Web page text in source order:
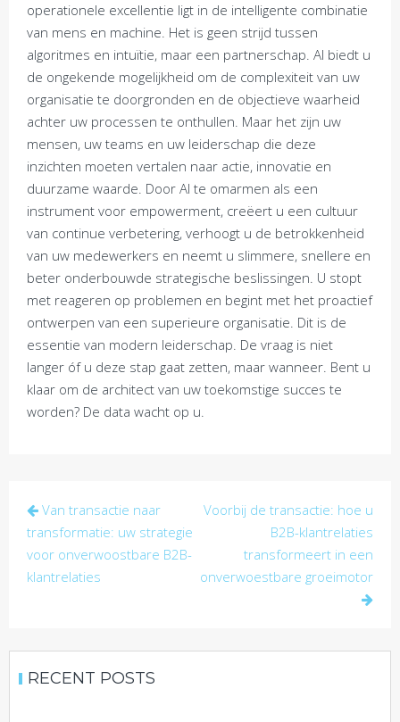
operationele excellentie ligt in de intelligente combinatie
van mens en machine. Het is geen strijd tussen
algoritmes en intuïtie, maar een partnerschap. AI biedt u
de ongekende mogelijkheid om de complexiteit van uw
organisatie te doorgronden en de objectieve waarheid
achter uw processen te onthullen. Maar het zijn uw
mensen, uw teams en uw leiderschap die deze
inzichten moeten vertalen naar actie, innovatie en
duurzame waarde. Door AI te omarmen als een
instrument voor empowerment, creëert u een cultuur
van continue verbetering, verhoogt u de betrokkenheid
van uw medewerkers en neemt u slimmere, snellere en
beter onderbouwde strategische beslissingen. U stopt
met reageren op problemen en begint met het proactief
ontwerpen van een superieure organisatie. Dit is de
essentie van modern leiderschap. De vraag is niet
langer óf u deze stap gaat zetten, maar wanneer. Bent u
klaar om de architect van uw toekomstige succes te
worden? De data wacht op u.
Post
navigation
Van transactie naar
transformatie: uw strategie
voor onverwoostbare B2B-
klantrelaties
Voorbij de transactie: hoe u
B2B-klantrelaties
transformeert in een
onverwoestbare groeimotor
RECENT POSTS